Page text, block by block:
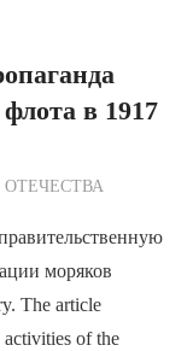
в 1917
моряков
The article
activities of the